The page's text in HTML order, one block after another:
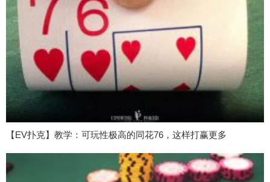
【EV扑克】教学：可玩性极高的同花76，这样打赢更多